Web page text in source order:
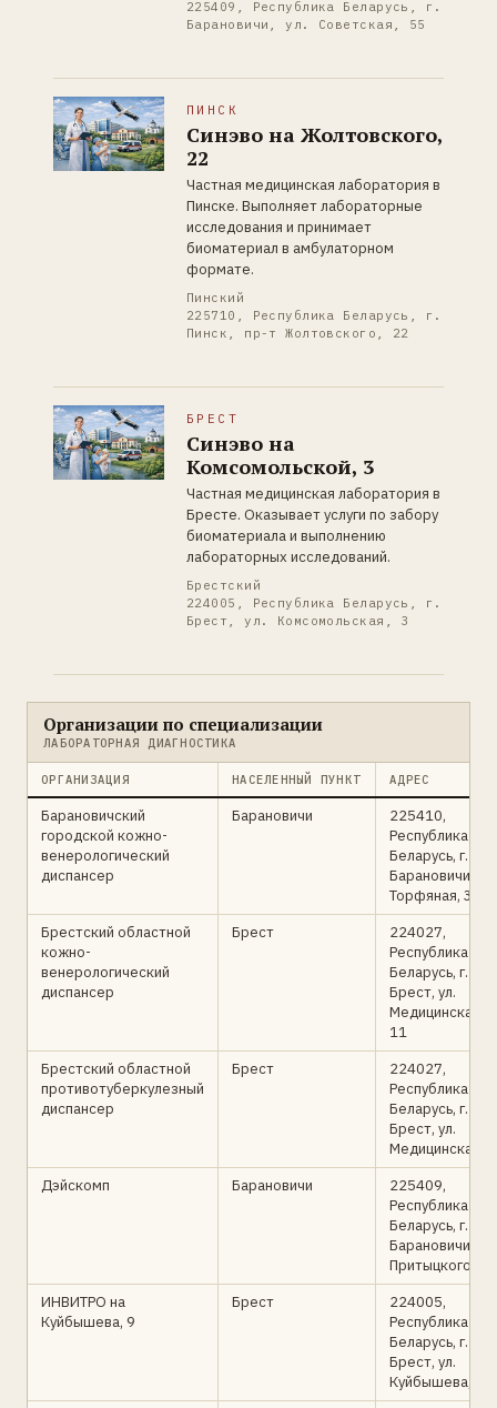
225409, Республика Беларусь, г.
Барановичи, ул. Советская, 55
ПИНСК
Синэво на Жолтовского,
22
Частная медицинская лаборатория в
Пинске. Выполняет лабораторные
исследования и принимает
биоматериал в амбулаторном
формате.
Пинский
225710, Республика Беларусь, г.
Пинск, пр-т Жолтовского, 22
БРЕСТ
Синэво на
Комсомольской, 3
Частная медицинская лаборатория в
Бресте. Оказывает услуги по забору
биоматериала и выполнению
лабораторных исследований.
Брестский
224005, Республика Беларусь, г.
Брест, ул. Комсомольская, 3
Организации по специализации
ЛАБОРАТОРНАЯ ДИАГНОСТИКА
ОРГАНИЗАЦИЯ НАСЕЛЕННЫЙ ПУНКТ АДРЕС
Барановичский
городской кожно-
венерологический
диспансер
Барановичи
225410,
Республика
Беларусь, г.
Барановичи, ул.
Торфяная, 31
Брестский областной
кожно-
венерологический
диспансер
Брест
224027,
Республика
Беларусь, г.
Брест, ул.
Медицинская,
11
Брестский областной
противотуберкулезный
диспансер
Брест
224027,
Республика
Беларусь, г.
Брест, ул.
Медицинская, 9
Дэйскомп
Барановичи
225409,
Республика
Беларусь, г.
Барановичи, ул.
Притыцкого, 67
ИНВИТРО на
Куйбышева, 9
Брест
224005,
Республика
Беларусь, г.
Брест, ул.
Куйбышева, 9-2